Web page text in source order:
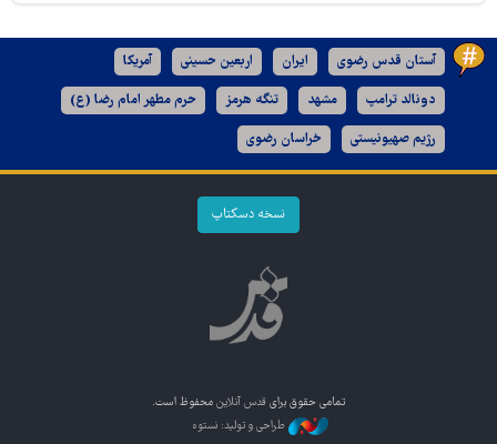
آستان قدس رضوی ایران اربعین حسینی آمریکا
دونالد ترامپ مشهد تنگه هرمز حرم مطهر امام رضا (ع)
رژیم صهیونیستی خراسان رضوی
نسخه دسکتاپ
تمامی حقوق برای قدس آنلاین محفوظ است.
طراحی و تولید: نستوه